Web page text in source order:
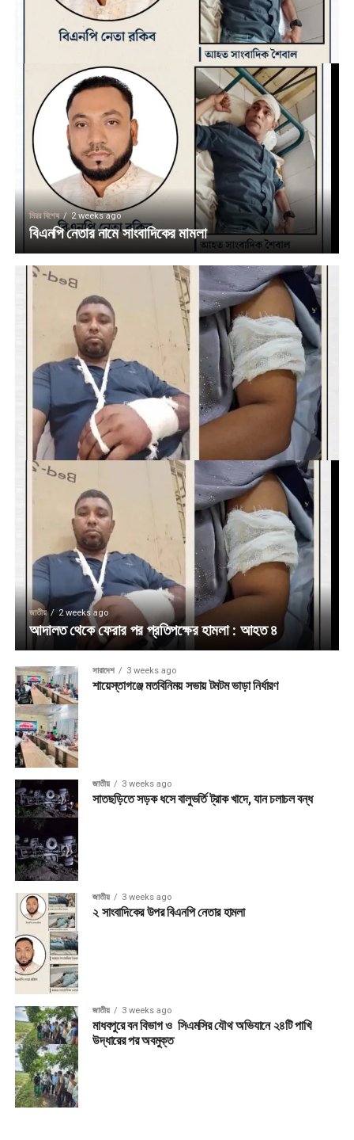
মিরর বিশেষ 2 weeks ago
বিএনপি নেতার নামে সাংবাদিকের মামলা
জাতীয় 2 weeks ago
আদালত থেকে ফেরার পর প্রতিপক্ষের হামলা : আহত ৪
সারাদেশ 3 weeks ago
শায়েস্তাগঞ্জে মতবিনিময় সভায় টমটম ভাড়া নির্ধারণ
জাতীয় 3 weeks ago
সাতছড়িতে সড়ক ধসে বালুভর্তি ট্রাক খাদে, যান চলাচল বন্ধ
জাতীয় 3 weeks ago
২ সাংবাদিকের উপর বিএনপি নেতার হামলা
জাতীয় 3 weeks ago
মাধবপুরে বন বিভাগ ও সিএমসির যৌথ অভিযানে ২৪টি পাখি
উদ্ধারের পর অবমুক্ত